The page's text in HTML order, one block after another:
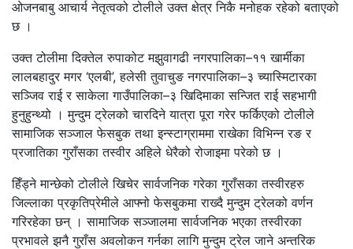
ओजनबाबु आचार्य नेतृत्वको टोलीले उक्त क्षेत्र निकै मनोहक रहेको बताएको
छ ।
उक्त टोलीमा दिक्तेल रुपाकोट मझुवागढी नगरपालिका–११ खार्मीका
लालबहादुर मगर ‘एलबी’, हलेसी तुवाचुङ नगरपालिका–३ च्यास्मिटारका
सञ्जिव राई र साकेला गाउँपालिका–३ खिदिमाका सन्जित राई सहभागी
हुनुहुन्थ्यो । मुन्दुम ट्रेलको चारदिने यात्रा पूरा गरेर फर्किएको टोलीले
सामाजिक सञ्जाल फेसबुक तथा इन्स्टाग्राममा राखेका विभिन्न रङ र
प्रजातिका गुराँसका तस्वीर अहिले धेरैको रोजाइमा परेको छ ।
हिँड्ने मान्छेको टोलीले खिचेर सार्वजनिक गरेका गुराँसका तस्वीरहरु
जिल्लाका प्रकृतिप्रेमीले आफ्नो फेसबुकमा राख्दै मुन्दुम ट्रेलको वर्णन
गरिरहेका छन् । सामाजिक सञ्जालमा सार्वजनिक भएका तस्वीरका
प्रभावले झनै गुराँस अवलोकन गर्नका लागि मुन्दुम ट्रेल जाने अन्तरिक